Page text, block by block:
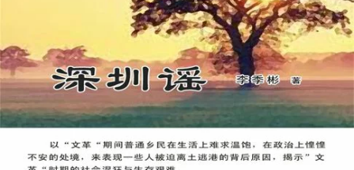
男裝 化妝保養 情趣用品
日本購物 電子/紙本書
HOT